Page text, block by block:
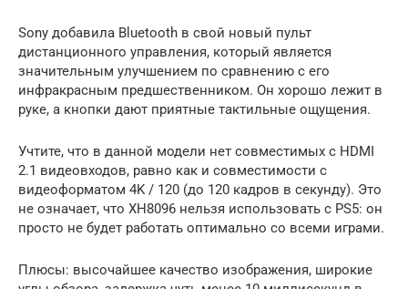
Sony добавила Bluetooth в свой новый пульт
дистанционного управления, который является
значительным улучшением по сравнению с его
инфракрасным предшественником. Он хорошо лежит в
руке, а кнопки дают приятные тактильные ощущения.
Учтите, что в данной модели нет совместимых с HDMI
2.1 видеовходов, равно как и совместимости с
видеоформатом 4K / 120 (до 120 кадров в секунду). Это
не означает, что XH8096 нельзя использовать с PS5: он
просто не будет работать оптимально со всеми играми.
Плюсы: высочайшее качество изображения, широкие